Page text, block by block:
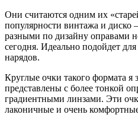
Они считаются одним их
популярности винтажа и диско
разными по дизайну оправами
сегодня. Идеально подойдет
нарядов.
Круглые очки такого формата я
представлены с более тонкой
градиентными линзами. Эти
лаконичные и очень